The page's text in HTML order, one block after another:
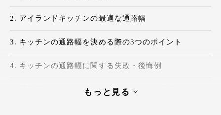
オンライン見積もり ショールームを探す
アイランドキッチンの最適な通路幅
キッチンの通路幅を決める際の3つのポイント
キッチンの通路幅に関する失敗・後悔例
通路幅にもこだわったシステムキッチン導入の事
もっと見る